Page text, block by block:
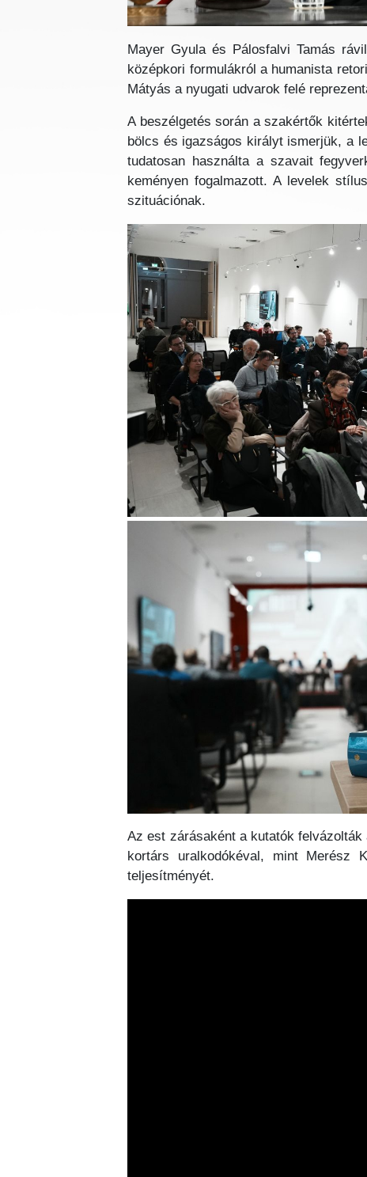
Mayer Gyula és Pálosfalvi Tamás
középkori formulákról a humanista
Mátyás a nyugati udvarok felé
A beszélgetés során a szakértők
bölcs és igazságos királyt ismerjük, a
tudatosan használta a szavait
keményen fogalmazott. A levelek
szituációnak.
Az est zárásaként a kutatók
kortárs uralkodókéval, mint Merész
teljesítményét.